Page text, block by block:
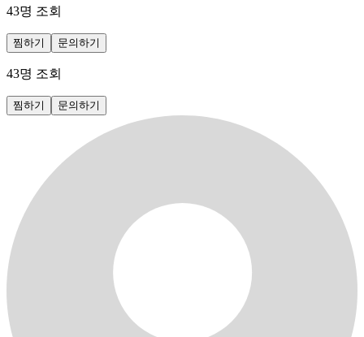
43명 조회
찜하기 문의하기
43명 조회
찜하기 문의하기